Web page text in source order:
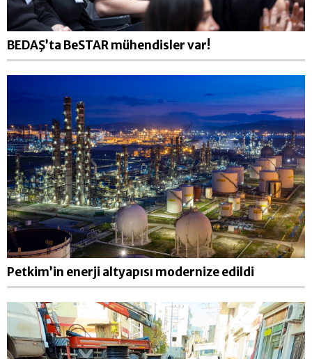
BEDAŞ’ta BeSTAR mühendisler var!
Petkim’in enerji altyapısı modernize edildi